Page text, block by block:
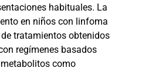
habituales. La
en niños con linfoma
tratamientos obtenidos
regímenes basados
como